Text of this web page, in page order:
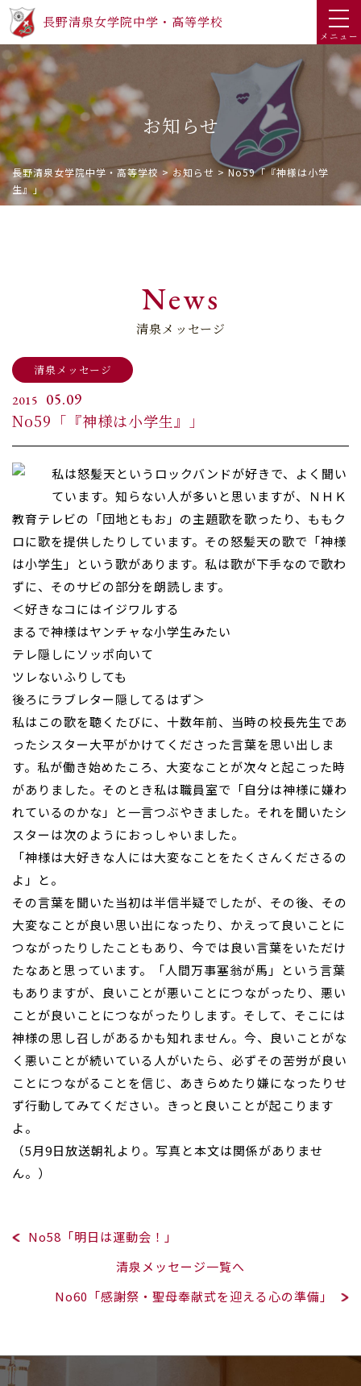
長野清泉女学院中学・高等学校
メニュー
お知らせ
長野清泉女学院中学・高等学校>お知らせ >No59「『神様は小学
生』」
News
清泉メッセージ
清泉メッセージ
2015
05.09
No59「『神様は小学生』」
私は怒髪天というロックバンドが好きで、よく聞い
ています。知らない人が多いと思いますが、ＮＨＫ
教育テレビの「団地ともお」の主題歌を歌ったり、ももク
ロに歌を提供したりしています。その怒髪天の歌で「神様
は小学生」という歌があります。私は歌が下手なので歌わ
ずに、そのサビの部分を朗読します。
＜好きなコにはイジワルする
まるで神様はヤンチャな小学生みたい
テレ隠しにソッポ向いて
ツレないふりしても
後ろにラブレター隠してるはず＞
私はこの歌を聴くたびに、十数年前、当時の校長先生であ
ったシスター大平がかけてくださった言葉を思い出しま
す。私が働き始めたころ、大変なことが次々と起こった時
がありました。そのとき私は職員室で「自分は神様に嫌わ
れているのかな」と一言つぶやきました。それを聞いたシ
スターは次のようにおっしゃいました。
「神様は大好きな人には大変なことをたくさんくださるの
よ」と。
その言葉を聞いた当初は半信半疑でしたが、その後、その
大変なことが良い思い出になったり、かえって良いことに
つながったりしたこともあり、今では良い言葉をいただけ
たなあと思っています。「人間万事塞翁が馬」という言葉
もありますが、良いことが悪いことにつながったり、悪い
ことが良いことにつながったりします。そして、そこには
神様の思し召しがあるかも知れません。今、良いことがな
く悪いことが続いている人がいたら、必ずその苦労が良い
ことにつながることを信じ、あきらめたり嫌になったりせ
ず行動してみてください。きっと良いことが起こります
よ。
（5月9日放送朝礼より。写真と本文は関係がありませ
ん。）
No58「明日は運動会！」
清泉メッセージ一覧へ
No60「感謝祭・聖母奉献式を迎える心の準備」